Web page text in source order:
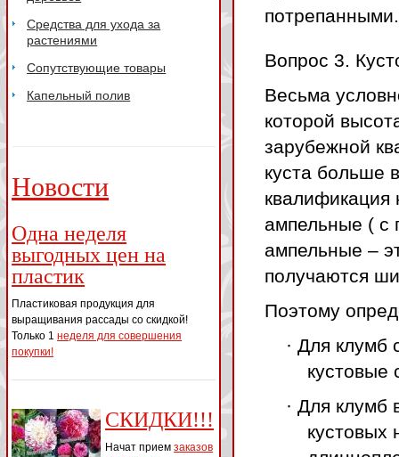
Средства для ухода за
растениями
Сопутствующие товары
Капельный полив
Новости
Одна неделя
выгодных цен на
пластик
Пластиковая продукция для
выращивания рассады со скидкой!
Только 1неделя для совершения
покупки!
СКИДКИ!!!
Начат приемзаказов
потрепанными.
Вопрос 3.
Весьма
которой
зарубежной
куста больше
квалификация
ампельные ( с
ампельные –
получаются
Поэтому
· Для клумб
кустовые
· Для клумб
кустовых